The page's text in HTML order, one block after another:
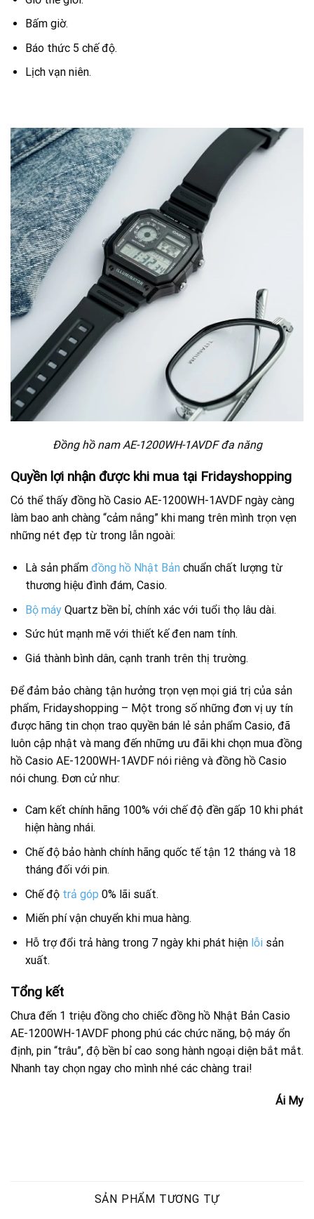
Bấm giờ.
Báo thức 5 chế độ.
Lịch vạn niên.
Đồng hồ nam AE-1200WH-1AVDF đa năng
Quyền lợi nhận được khi mua tại Fridayshopping
Có thể thấy đồng hồ Casio AE-1200WH-1AVDF ngày càng
làm bao anh chàng “cảm nắng” khi mang trên mình trọn vẹn
những nét đẹp từ trong lẫn ngoài:
Là sản phẩm đồng hồ Nhật Bản chuẩn chất lượng từ
thương hiệu đình đám, Casio.
Bộ máyQuartz bền bỉ, chính xác với tuổi thọ lâu dài.
Sức hút mạnh mẽ với thiết kế đen nam tính.
Giá thành bình dân, cạnh tranh trên thị trường.
Để đảm bảo chàng tận hưởng trọn vẹn mọi giá trị của sản
phẩm, Fridayshopping – Một trong số những đơn vị uy tín
được hãng tin chọn trao quyền bán lẻ sản phẩm Casio, đã
luôn cập nhật và mang đến những ưu đãi khi chọn mua đồng
hồ Casio AE-1200WH-1AVDF nói riêng và đồng hồ Casio
nói chung. Đơn cử như:
Cam kết chính hãng 100% với chế độ đền gấp 10 khi phát
hiện hàng nhái.
Chế độ bảo hành chính hãng quốc tế tận 12 tháng và 18
tháng đối với pin.
Chế độ trả góp 0% lãi suất.
Miến phí vận chuyển khi mua hàng.
Hỗ trợ đổi trả hàng trong 7 ngày khi phát hiện lỗisản
xuất.
Tổng kết
Chưa đến 1 triệu đồng cho chiếc đồng hồ Nhật Bản Casio
AE-1200WH-1AVDF phong phú các chức năng, bộ máy ổn
định, pin “trâu”, độ bền bỉ cao song hành ngoại diện bắt mắt.
Nhanh tay chọn ngay cho mình nhé các chàng trai!
Ái My
SẢN PHẨM TƯƠNG TỰ